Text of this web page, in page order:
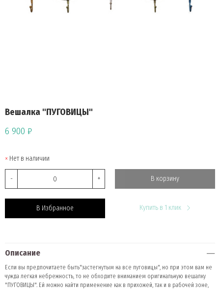
Вешалка "ПУГОВИЦЫ"
6 900 ₽
Нет в наличии
- + В корзину
В Избранное Купить в 1 клик
Описание
Если вы предпочитаете быть"застегнутым на все пуговицы", но при этом вам не
чужда легкая небрежность, то не обходите вниманием оригинальную вешалку
"ПУГОВИЦЫ". Ей можно найти применение как в прихожей, так и в рабочей зоне,